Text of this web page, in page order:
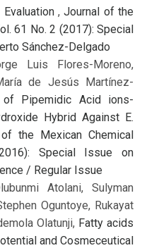
,Journal of the
61 No. 2 (2017): Special
Sánchez-Delgado
Luis Flores-Moreno,
de Jesús Martínez-
of Pipemidic Acid ions-
Hybrid Against E.
the Mexican Chemical
Special Issue on
/ Regular Issue
Atolani, Sulyman
Oguntoye, Rukayat
Olatunji, Fatty acids
and Cosmeceutical